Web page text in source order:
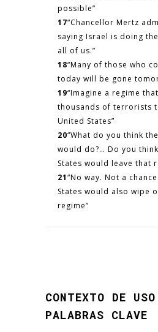
possible”
17“Chancellor Mertz
saying Israel is doing
all of us.”
18“Many of those who
today will be gone
19“Imagine a regime
thousands of terrorists
United States”
20“What do you think the
would do?… Do you
States would leave that
21“No way. Not a
States would also wipe
regime”
CONTEXTO DE
PALABRAS CLAVE